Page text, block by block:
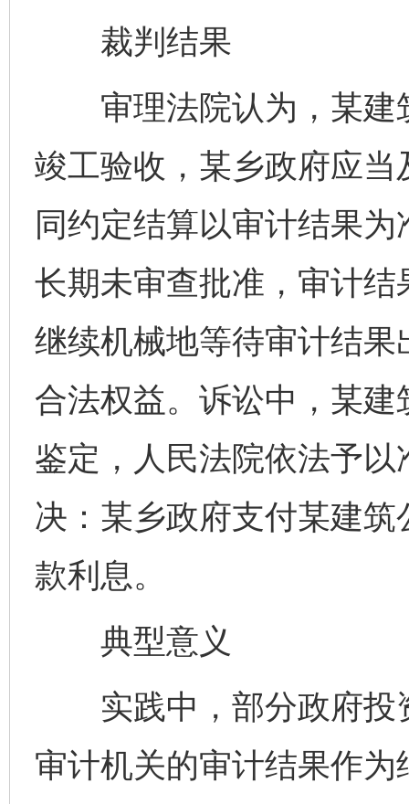
裁判结果
审理法院认为，某建
竣工验收，某乡政府应
同约定结算以审计结果
长期未审查批准，审计
继续机械地等待审计结
合法权益。诉讼中，某
鉴定，人民法院依法予
决：某乡政府支付某建
款利息。
典型意义
实践中，部分政府投
审计机关的审计结果作